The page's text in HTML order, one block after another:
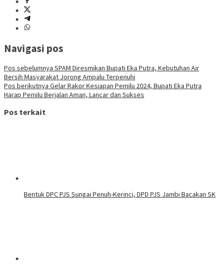
Navigasi pos
Pos sebelumnya SPAM Diresmikan Bupati Eka Putra, Kebutuhan Air
Bersih Masyarakat Jorong Ampalu Terpenuhi
Pos berikutnya Gelar Rakor Kesiapan Pemilu 2024, Bupati Eka Putra
Harap Pemilu Berjalan Aman, Lancar dan Sukses
Pos terkait
Bentuk DPC PJS Sungai Penuh-Kerinci, DPD PJS Jambi Bacakan SK